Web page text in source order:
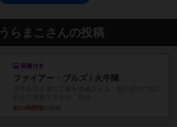
うらまこさんの投稿
画像付き
ファイアー・ブルズ / 火牛陣
約11時間前